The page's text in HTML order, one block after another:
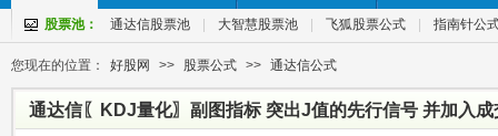
股票池： 通达信股票池 大智慧股票池 飞狐股票公式 指南针公
您现在的位置： 好股网 >> 股票公式 >> 通达信公式
通达信〖KDJ量化〗副图指标 突出J值的先行信号 并加入